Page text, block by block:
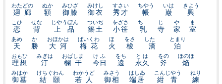
廻廊
わたどの
額
ぬか
御膝
みひざ
御衣
みけし
秀才
すさい
帳
ちやう
巌
いは
興
きよう
恋
こひ
背
せな
上品
じやうぼん
築土
ついぢ
小笹
をざさ
乳
ちゝ
寺
じ
家
や
室
ま
天
あめ
勝
か
大河
おほかは
梅花
ばいくわ
火
ほ
梭
をさ
滴
したゝ
泊
とまり
理想
おもひ
汀
みぎは
欄干
おばしま
今日
けふ
遠
をち
永久
とは
斧
をの
焔
ほのほ
御墓
みはか
結願
けちぐわん
若人
わかうど
御相
みさう
端居
はしゐ
紺青
こんじやう
練
ねり